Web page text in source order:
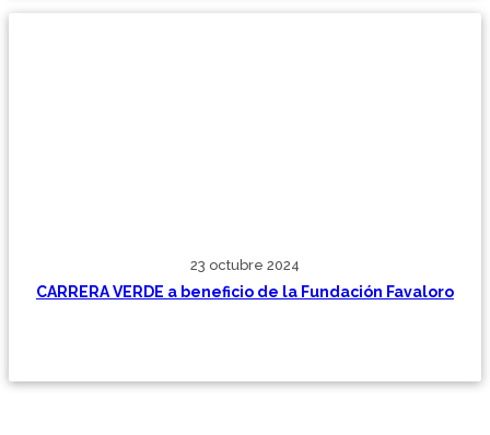
CARRERA VERDE a beneficio de la Fundación Favaloro
23 octubre 2024